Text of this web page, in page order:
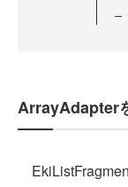
ArrayAdapter